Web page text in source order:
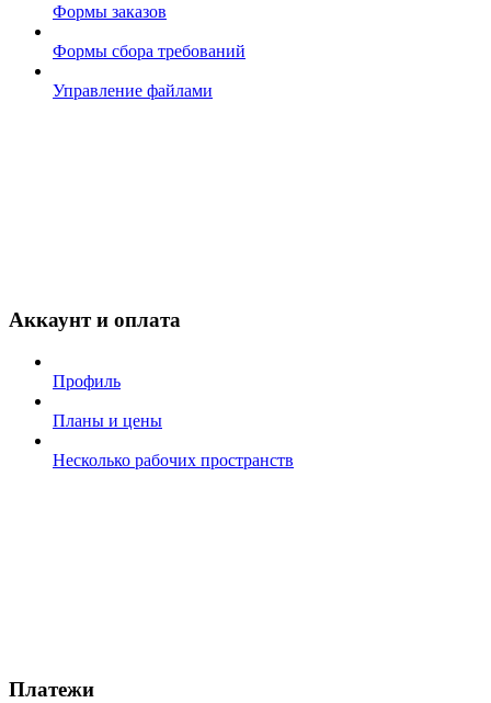
Формы заказов
Формы сбора требований
Управление файлами
Аккаунт и оплата
Профиль
Планы и цены
Несколько рабочих пространств
Платежи